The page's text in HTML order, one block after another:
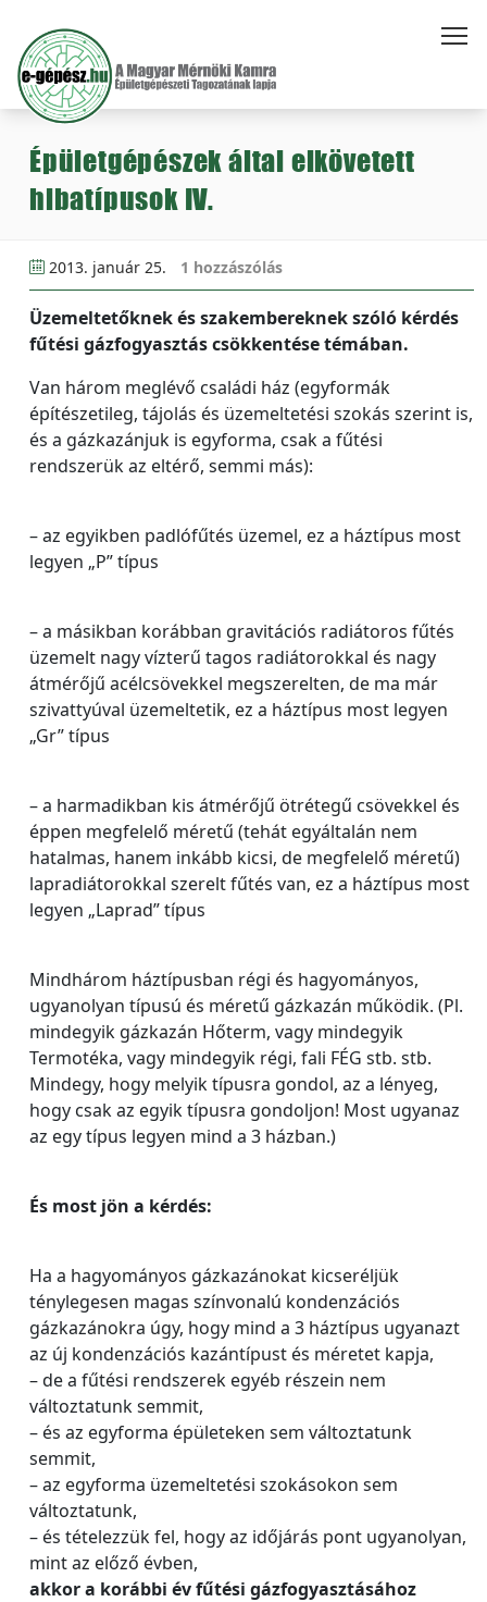
Épületgépészek által elkövetett
hibatípusok IV.
2013. január 25. 1 hozzászólás
Üzemeltetőknek és szakembereknek szóló kérdés
fűtési gázfogyasztás csökkentése témában.
Van három meglévő családi ház (egyformák
építészetileg, tájolás és üzemeltetési szokás szerint is,
és a gázkazánjuk is egyforma, csak a fűtési
rendszerük az eltérő, semmi más):
– az egyikben padlófűtés üzemel, ez a háztípus most
legyen „P” típus
– a másikban korábban gravitációs radiátoros fűtés
üzemelt nagy vízterű tagos radiátorokkal és nagy
átmérőjű acélcsövekkel megszerelten, de ma már
szivattyúval üzemeltetik, ez a háztípus most legyen
„Gr” típus
– a harmadikban kis átmérőjű ötrétegű csövekkel és
éppen megfelelő méretű (tehát egyáltalán nem
hatalmas, hanem inkább kicsi, de megfelelő méretű)
lapradiátorokkal szerelt fűtés van, ez a háztípus most
legyen „Laprad” típus
Mindhárom háztípusban régi és hagyományos,
ugyanolyan típusú és méretű gázkazán működik. (Pl.
mindegyik gázkazán Hőterm, vagy mindegyik
Termotéka, vagy mindegyik régi, fali FÉG stb. stb.
Mindegy, hogy melyik típusra gondol, az a lényeg,
hogy csak az egyik típusra gondoljon! Most ugyanaz
az egy típus legyen mind a 3 házban.)
És most jön a kérdés:
Ha a hagyományos gázkazánokat kicseréljük
ténylegesen magas színvonalú kondenzációs
gázkazánokra úgy, hogy mind a 3 háztípus ugyanazt
az új kondenzációs kazántípust és méretet kapja,
– de a fűtési rendszerek egyéb részein nem
változtatunk semmit,
– és az egyforma épületeken sem változtatunk
semmit,
– az egyforma üzemeltetési szokásokon sem
változtatunk,
– és tételezzük fel, hogy az időjárás pont ugyanolyan,
mint az előző évben,
akkor a korábbi év fűtési gázfogyasztásához